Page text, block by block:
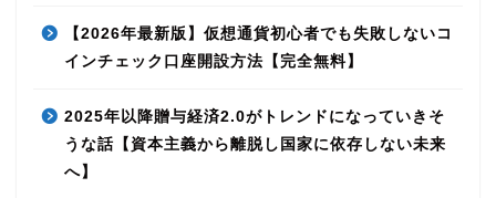
【2026年最新版】仮想通貨初心者でも失敗しないコ
インチェック口座開設方法【完全無料】
2025年以降贈与経済2.0がトレンドになっていきそ
うな話【資本主義から離脱し国家に依存しない未来
へ】